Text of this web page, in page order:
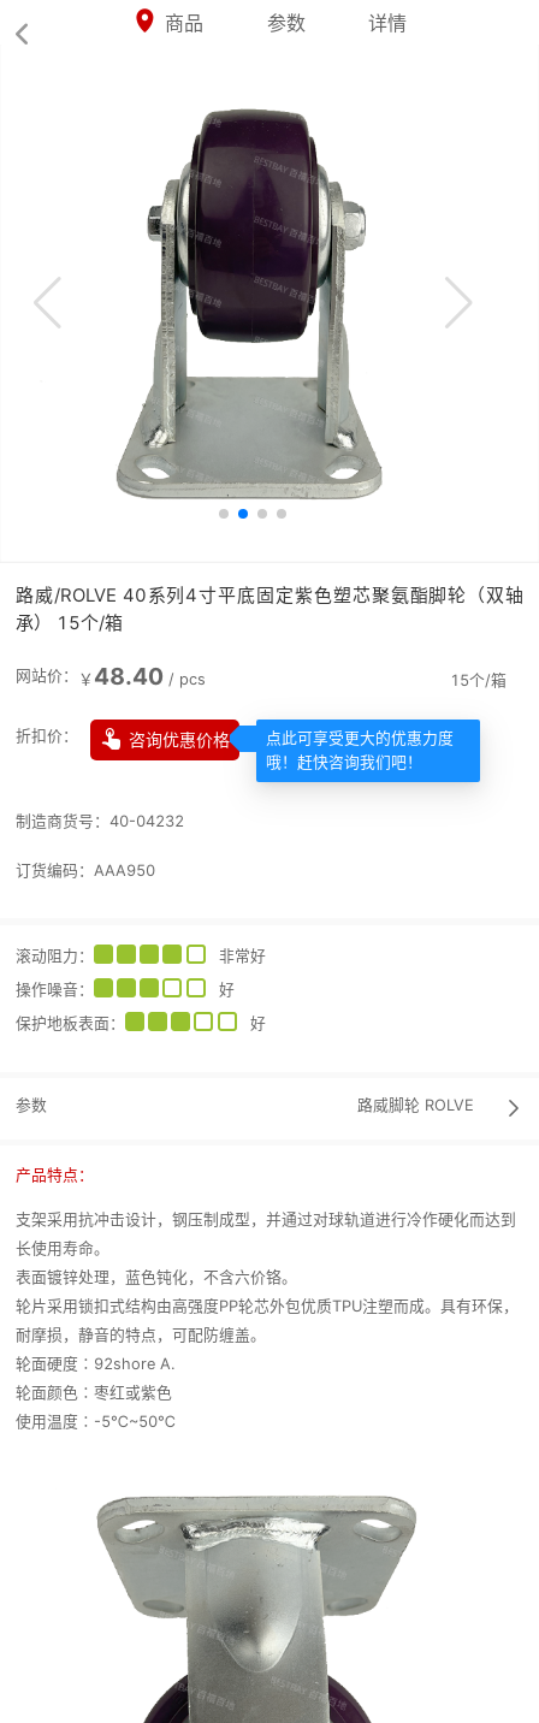

 商品 参数 详情
路威/ROLVE 40系列4寸平底固定紫色塑芯聚氨酯脚轮（双轴
承） 15个/箱
网站价： ￥ 48.40 / pcs
折扣价：  咨询优惠价格
点此可享受更大的优惠力度
哦！赶快咨询我们吧！
15个/箱
制造商货号： 40-04232
订货编码： AAA950
滚动阻力 ：
非常好
操作噪音 ：
好
保护地板表面 ： 好
参数 路威脚轮 ROLVE 
产品特点：
支架采用抗冲击设计，钢压制成型，并通过对球轨道进行冷作硬化而达到
长使用寿命。
表面镀锌处理，蓝色钝化，不含六价铬。
轮片采用锁扣式结构由高强度PP轮芯外包优质TPU注塑而成。具有环保，
耐摩损，静音的特点，可配防缠盖。
轮面硬度∶92shore A.
轮面颜色∶枣红或紫色
使用温度∶-5℃~50℃